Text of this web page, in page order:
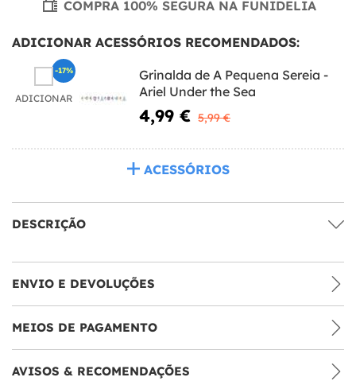
COMPRA 100% SEGURA NA FUNIDELIA
ADICIONAR ACESSÓRIOS RECOMENDADOS:
ADICIONAR
Grinalda de A Pequena Sereia -
Ariel Under the Sea
4,99 € 5,99 €
-17%
ACESSÓRIOS
DESCRIÇÃO
ENVIO E DEVOLUÇÕES
MEIOS DE PAGAMENTO
AVISOS & RECOMENDAÇÕES